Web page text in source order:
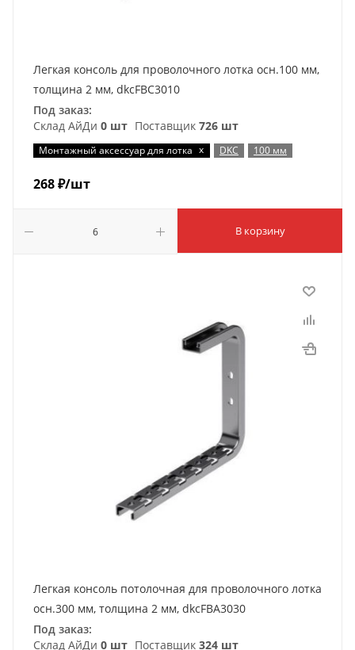
Легкая консоль для проволочного лотка осн.100 мм,
толщина 2 мм, dkcFBC3010
Под заказ:
Склад АйДи 0 шт Поставщик 726 шт
Монтажный аксессуар для лотка x DKC 100 мм
268₽/шт
В корзину
Легкая консоль потолочная для проволочного лотка
осн.300 мм, толщина 2 мм, dkcFBA3030
Под заказ:
Склад АйДи 0 шт Поставщик 324 шт